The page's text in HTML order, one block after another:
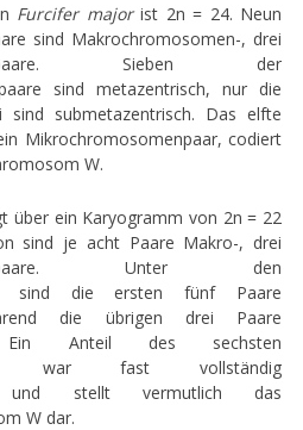
Furcifer majorist 2n = 24. Neun
sind Makrochromosomen-, drei
Sieben der
sind metazentrisch, nur die
submetazentrisch. Das elfte
Mikrochromosomenpaar, codiert
W.
über ein Karyogramm von 2n = 22
sind je acht Paare Makro-, drei
Unter den
sind die ersten fünf Paare
die übrigen drei Paare
Ein Anteil des sechsten
war fast vollständig
und stellt vermutlich das
W dar.